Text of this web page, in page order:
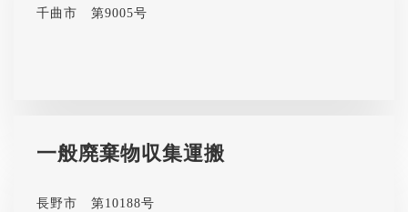
千曲市 第9005号
一般廃棄物収集運搬
長野市 第10188号